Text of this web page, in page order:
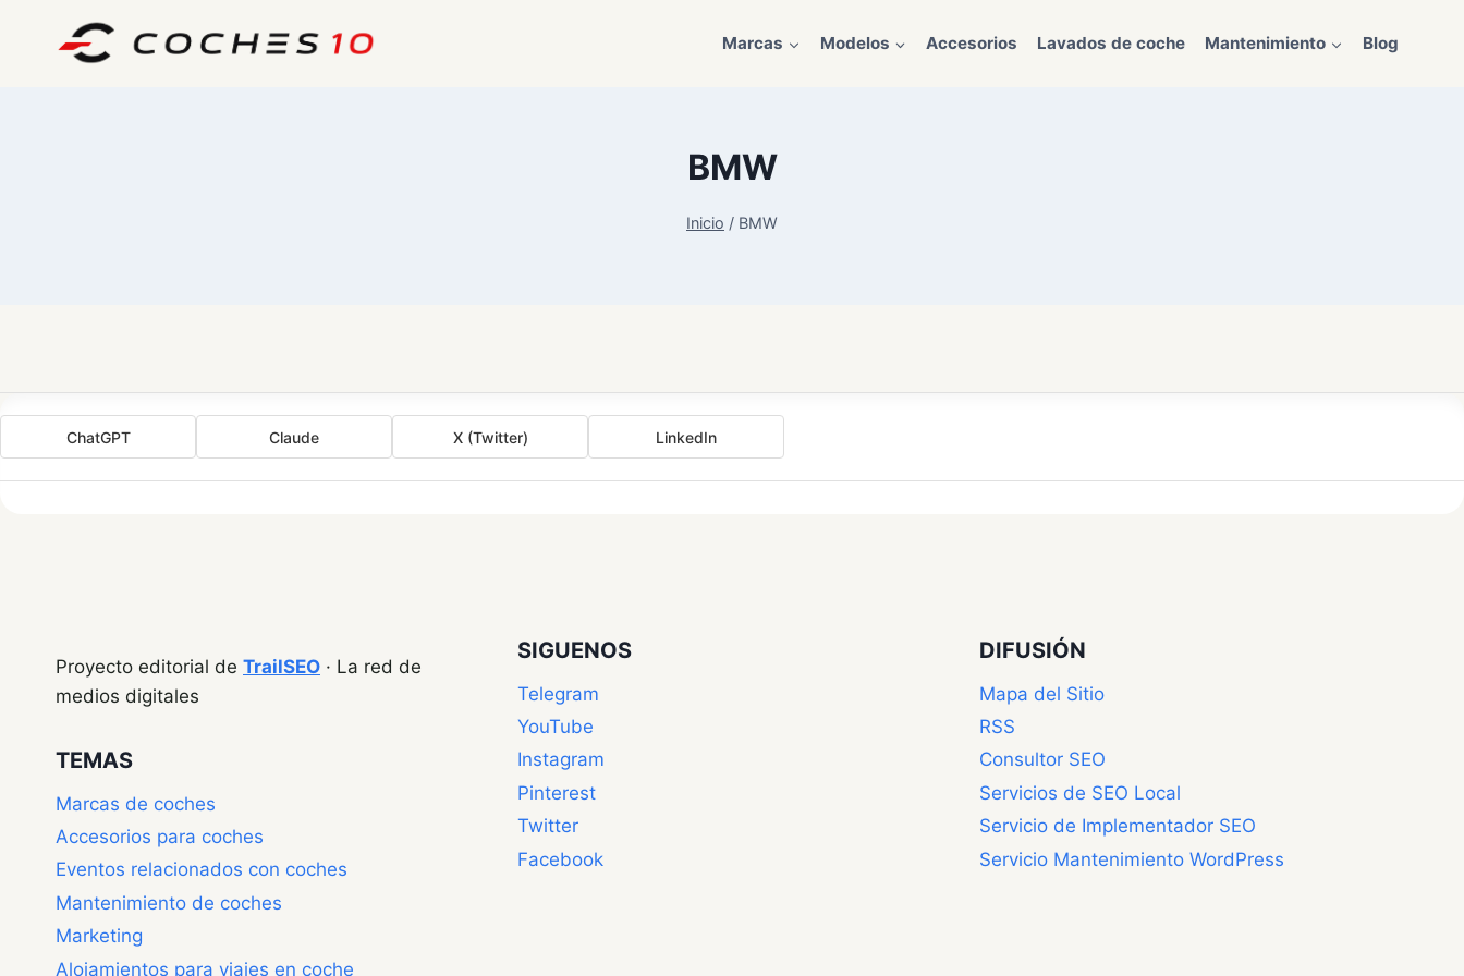
Marcas Modelos Accesorios Lavados de coche Mantenimiento Blog
BMW
Inicio / BMW
ChatGPT Claude X (Twitter) LinkedIn
Proyecto editorial de TrailSEO · La red de
medios digitales
TEMAS
Marcas de coches
Accesorios para coches
Eventos relacionados con coches
Mantenimiento de coches
Marketing
Alojamientos para viajes en coche
SIGUENOS
Telegram
YouTube
Instagram
Pinterest
Twitter
Facebook
DIFUSIÓN
Mapa del Sitio
RSS
Consultor SEO
Servicios de SEO Local
Servicio de Implementador SEO
Servicio Mantenimiento WordPress